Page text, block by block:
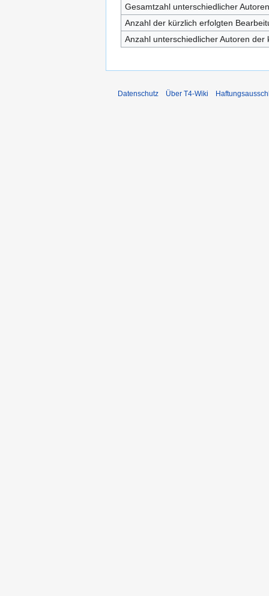
Gesamtzahl unterschiedlicher Autoren
Anzahl der kürzlich erfolgten
Anzahl unterschiedlicher Autoren
Datenschutz Über T4-Wiki